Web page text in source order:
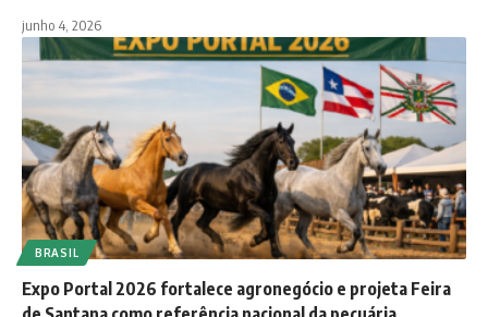
junho 4, 2026
BRASIL
Expo Portal 2026 fortalece agronegócio e projeta Feira